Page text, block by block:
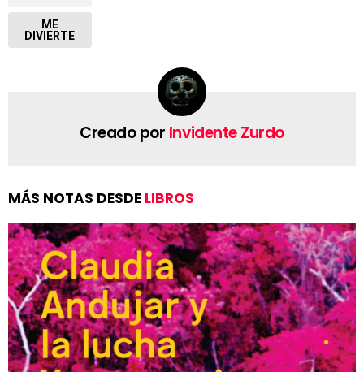
ME
DIVIERTE
Creado por Invidente Zurdo
MÁS NOTAS DESDE LIBROS